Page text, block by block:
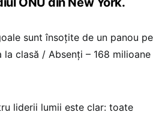
sunt însoțite de un panou pe
la clasă / Absenți – 168 milioane
liderii lumii este clar: toate